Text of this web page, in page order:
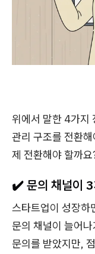
위에서 말한 4가지
관리 구조를 전환
제 전환해야 할까
✔️ 문의 채널이 3
스타트업이 성장하
문의 채널이 늘어
문의를 받았지만,